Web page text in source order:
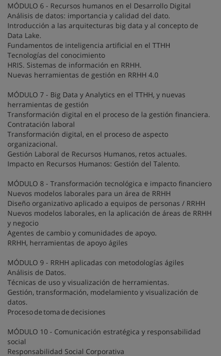
MÓDULO 6 - Recursos humanos en el Desarrollo Digital
Análisis de datos: importancia y calidad del dato.
Introducción a las arquitecturas big data y al concepto de
Data Lake.
Fundamentos de inteligencia artificial en el TTHH
Tecnologías del conocimiento
HRIS. Sistemas de información en RRHH.
Nuevas herramientas de gestión en RRHH 4.0
MÓDULO 7 - Big Data y Analytics en el TTHH, y nuevas
herramientas de gestión
Transformación digital en el proceso de la gestión financiera.
Contratación laboral
Transformación digital, en el proceso de aspecto
organizacional.
Gestión Laboral de Recursos Humanos, retos actuales.
Impacto en Recursos Humanos: Gestión del Talento.
MÓDULO 8 - Transformación tecnológica e impacto financiero
Nuevos modelos laborales para un área de RRHH
Diseño organizativo aplicado a equipos de personas / RRHH
Nuevos modelos laborales, en la aplicación de áreas de RRHH
y negocio
Agentes de cambio y comunidades de apoyo.
RRHH, herramientas de apoyo ágiles
MÓDULO 9 - RRHH aplicadas con metodologías ágiles
Análisis de Datos.
Técnicas de uso y visualización de herramientas.
Gestión, transformación, modelamiento y visualización de
datos.
Proceso de toma de decisiones
MÓDULO 10 - Comunicación estratégica y responsabilidad
social
Responsabilidad Social Corporativa